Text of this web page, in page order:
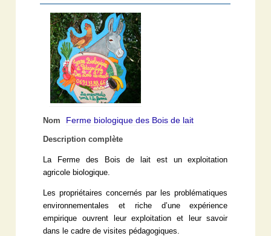
Nom Ferme biologique des Bois de lait
Description complète
La Ferme des Bois de lait est un exploitation
agricole biologique.
Les propriétaires concernés par les problématiques
environnementales et riche d’une expérience
empirique ouvrent leur exploitation et leur savoir
dans le cadre de visites pédagogiques.